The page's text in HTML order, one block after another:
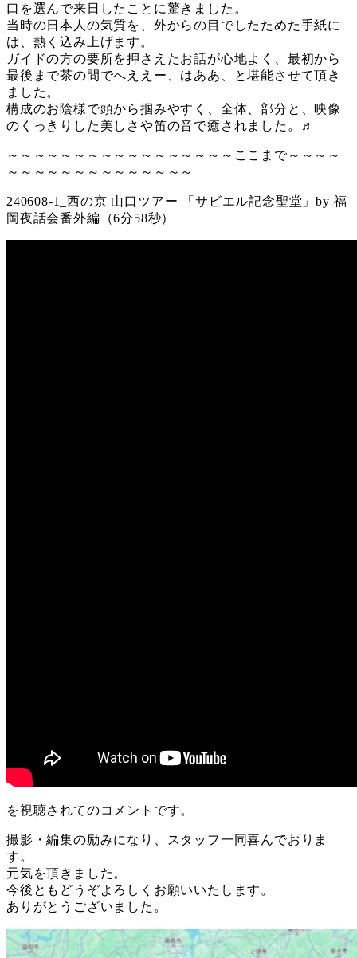
口を選んで来日したことに驚きました。
当時の日本人の気質を、外からの目でしたためた手紙に
は、熱く込み上げます。
ガイドの方の要所を押さえたお話が心地よく、最初から
最後まで茶の間でへええー、はああ、と堪能させて頂き
ました。
構成のお陰様で頭から掴みやすく、全体、部分と、映像
のくっきりした美しさや笛の音で癒されました。♬
～～～～～～～～～～～～～～～～～ここまで～～～～
～～～～～～～～～～～～～～
240608-1_西の京 山口ツアー 「サビエル記念聖堂」by 福
岡夜話会番外編（6分58秒）
を視聴されてのコメントです。
撮影・編集の励みになり、スタッフ一同喜んでおりま
す。
元気を頂きました。
今後ともどうぞよろしくお願いいたします。
ありがとうございました。